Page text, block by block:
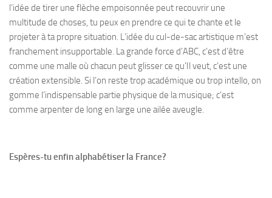
l’idée de tirer une flèche empoisonnée peut recouvrir une
multitude de choses, tu peux en prendre ce qui te chante et le
projeter à ta propre situation. L’idée du cul-de-sac artistique m’est
franchement insupportable. La grande force d’ABC, c’est d’être
comme une malle où chacun peut glisser ce qu’Il veut, c’est une
création extensible. Si l’on reste trop académique ou trop intello, on
gomme l’indispensable partie physique de la musique; c’est
comme arpenter de long en large une ailée aveugle.
Espères-tu enfin alphabétiser la France?